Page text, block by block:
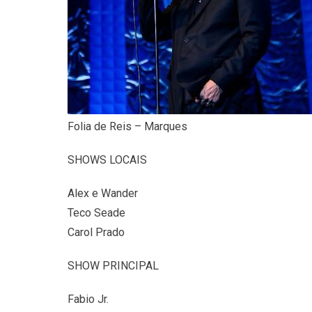
Folia de Reis – Marques
SHOWS LOCAIS
Alex e Wander
Teco Seade
Carol Prado
SHOW PRINCIPAL
Fabio Jr.